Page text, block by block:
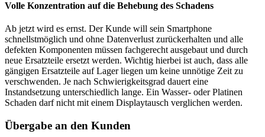
Volle Konzentration auf die Behebung des Schadens
Ab jetzt wird es ernst. Der Kunde will sein Smartphone
schnellstmöglich und ohne Datenverlust zurückerhalten und alle
defekten Komponenten müssen fachgerecht ausgebaut und durch
neue Ersatzteile ersetzt werden. Wichtig hierbei ist auch, dass alle
gängigen Ersatzteile auf Lager liegen um keine unnötige Zeit zu
verschwenden. Je nach Schwierigkeitsgrad dauert eine
Instandsetzung unterschiedlich lange. Ein Wasser- oder Platinen
Schaden darf nicht mit einem Displaytausch verglichen werden.
Übergabe an den Kunden